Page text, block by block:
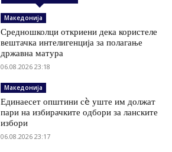
Македонија
Средношколци откриени дека користеле
вештачка интелигенција за полагање
државна матура
06.08.2026 23:18
Македонија
Единаесет општини сè уште им должат
пари на избирачките одбори за ланските
избори
06.08.2026 23:17